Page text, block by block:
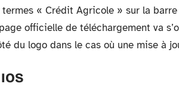
termes « Crédit Agricole » sur la
officielle de téléchargement va
du logo dans le cas où une mise à